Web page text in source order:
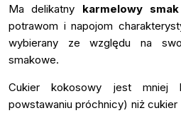
Ma delikatny karmelowy
potrawom i napojom
wybierany ze względu na
smakowe.
Cukier kokosowy jest mniej
powstawaniu próchnicy) niż cukier